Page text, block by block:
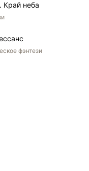
Край неба
фэнтези